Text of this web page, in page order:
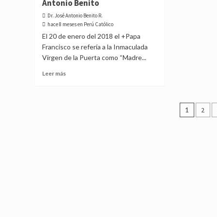
cinco
peruanos?
aquí!
Antonio Benito
Dr. José Antonio Benito R.
hace 8 meses en Perú Católico
El 20 de enero del 2018 el +Papa
Francisco se refería a la Inmaculada
Virgen de la Puerta como “Madre...
Leer más
Posts
1 2